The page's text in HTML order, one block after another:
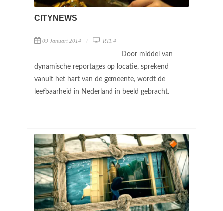
CITYNEWS
09 Januari 2014 RTL 4
Door middel van
dynamische reportages op locatie, sprekend
vanuit het hart van de gemeente, wordt de
leefbaarheid in Nederland in beeld gebracht.